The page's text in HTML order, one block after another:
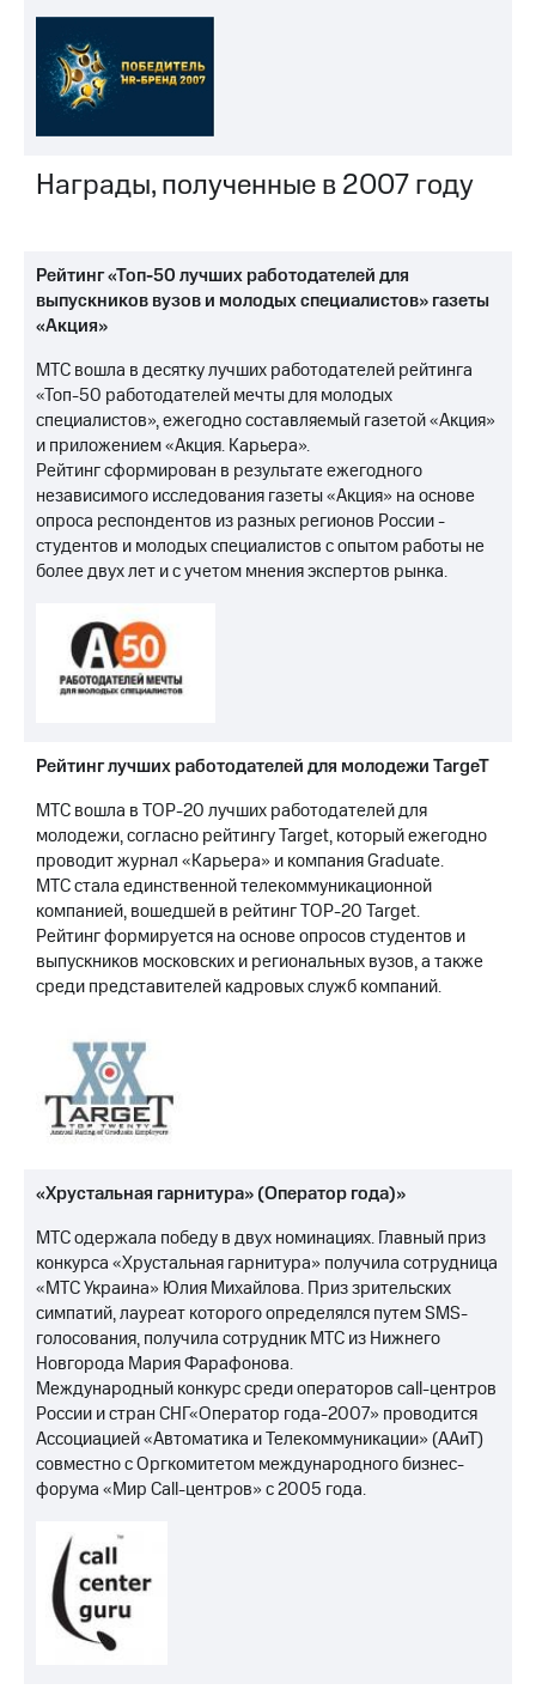
Награды, полученные в 2007 году
Рейтинг «Топ-50 лучших работодателей для
выпускников вузов и молодых специалистов» газеты
«Акция»
МТС вошла в десятку лучших работодателей рейтинга
«Топ-50 работодателей мечты для молодых
специалистов», ежегодно составляемый газетой «Акция»
и приложением «Акция. Карьера».
Рейтинг сформирован в результате ежегодного
независимого исследования газеты «Акция» на основе
опроса респондентов из разных регионов России -
студентов и молодых специалистов с опытом работы не
более двух лет и с учетом мнения экспертов рынка.
Рейтинг лучших работодателей для молодежи TargeT
МТС вошла в TOP-20 лучших работодателей для
молодежи, согласно рейтингу Target, который ежегодно
проводит журнал «Карьера» и компания Graduate.
МТС стала единственной телекоммуникационной
компанией, вошедшей в рейтинг TOP-20 Target.
Рейтинг формируется на основе опросов студентов и
выпускников московских и региональных вузов, а также
среди представителей кадровых служб компаний.
«Хрустальная гарнитура» (Оператор года)»
МТС одержала победу в двух номинациях. Главный приз
конкурса «Хрустальная гарнитура» получила сотрудница
«МТС Украина» Юлия Михайлова. Приз зрительских
симпатий, лауреат которого определялся путем SMS-
голосования, получила сотрудник МТС из Нижнего
Новгорода Мария Фарафонова.
Международный конкурс среди операторов call-центров
России и стран СНГ«Оператор года-2007» проводится
Ассоциацией «Автоматика и Телекоммуникации» (ААиТ)
совместно с Оргкомитетом международного бизнес-
форума «Мир Call-центров» c 2005 года.